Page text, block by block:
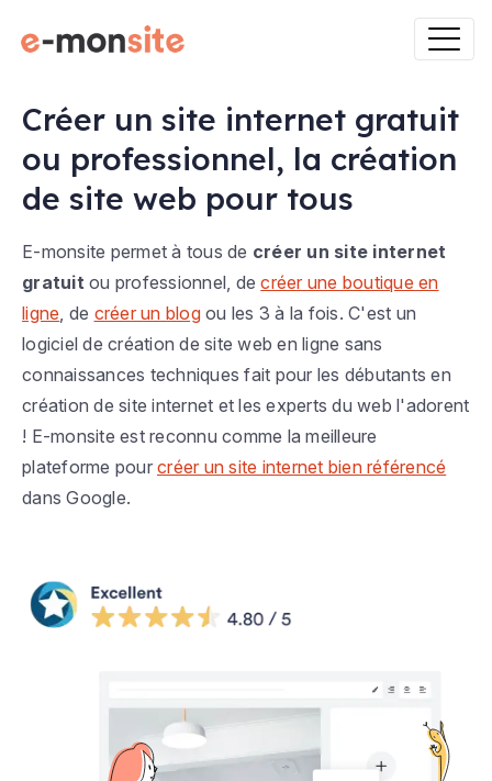
Créer un site internet gratuit
ou professionnel, la création
de site web pour tous
E-monsite permet à tous de créer un site internet
gratuit ou professionnel, decréer une boutique en
ligne , de créer un blogou les 3 à la fois. C'est un
logiciel de création de site web en ligne sans
connaissances techniques fait pour les débutants en
création de site internet et les experts du web l'adorent
! E-monsite est reconnu comme la meilleure
plateforme pour créer un site internet bien référencé
dans Google.